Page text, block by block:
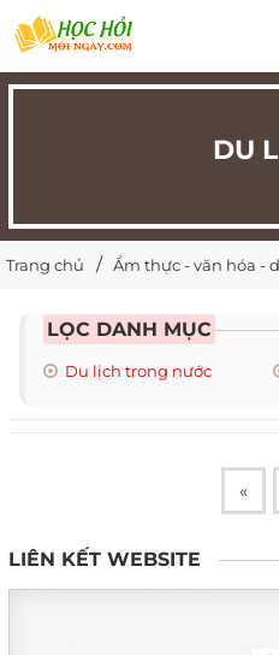
DU
Trang chủ Ẩm thực - văn hóa -
LỌC DANH MỤC
Du lịch trong nước
«
LIÊN KẾT WEBSITE